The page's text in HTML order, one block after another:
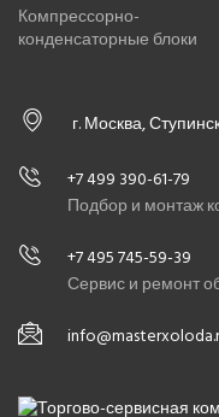
Компрессорно-
конденсаторные блоки
г. Москва,
+7 499 390-61-79
Подбор и монтаж
+7 495 745-59-39
Сервис и ремонт